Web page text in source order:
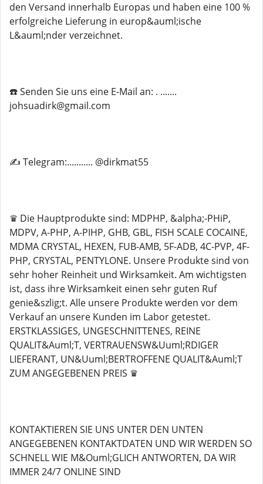
den Versand innerhalb Europas und haben eine 100 %
erfolgreiche Lieferung in europ&auml;ische
L&auml;nder verzeichnet.
☎️ Senden Sie uns eine E-Mail an: . .......
johsuadirk@gmail.com
✍️ Telegram:........... @dirkmat55
♛ Die Hauptprodukte sind: MDPHP, &alpha;-PHiP,
MDPV, A-PHP, A-PIHP, GHB, GBL, FISH SCALE COCAINE,
MDMA CRYSTAL, HEXEN, FUB-AMB, 5F-ADB, 4C-PVP, 4F-
PHP, CRYSTAL, PENTYLONE. Unsere Produkte sind von
sehr hoher Reinheit und Wirksamkeit. Am wichtigsten
ist, dass ihre Wirksamkeit einen sehr guten Ruf
genie&szlig;t. Alle unsere Produkte werden vor dem
Verkauf an unsere Kunden im Labor getestet.
ERSTKLASSIGES, UNGESCHNITTENES, REINE
QUALIT&Auml;T, VERTRAUENSW&Uuml;RDIGER
LIEFERANT, UN&Uuml;BERTROFFENE QUALIT&Auml;T
ZUM ANGEGEBENEN PREIS ♛
KONTAKTIEREN SIE UNS UNTER DEN UNTEN
ANGEGEBENEN KONTAKTDATEN UND WIR WERDEN SO
SCHNELL WIE M&Ouml;GLICH ANTWORTEN, DA WIR
IMMER 24/7 ONLINE SIND